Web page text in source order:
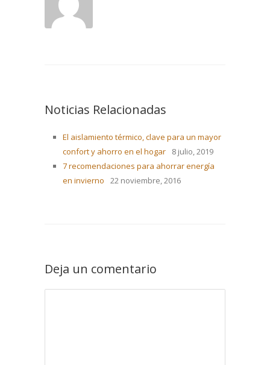
Noticias Relacionadas
El aislamiento térmico, clave para un mayor
confort y ahorro en el hogar
8 julio, 2019
7 recomendaciones para ahorrar energía
en invierno
22 noviembre, 2016
Deja un comentario